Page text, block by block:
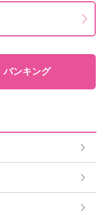
バンキング